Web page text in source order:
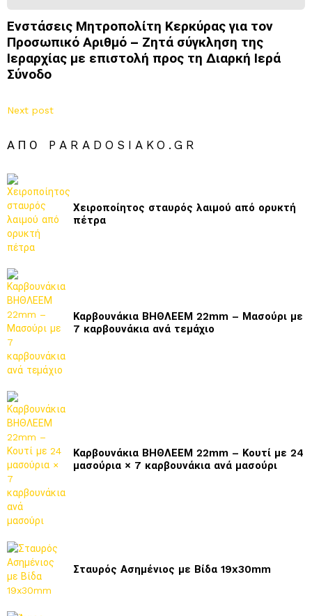
Ενστάσεις Μητροπολίτη Κερκύρας για τον
Προσωπικό Αριθμό – Ζητά σύγκληση της
Ιεραρχίας με επιστολή προς τη Διαρκή Ιερά
Σύνοδο
Next post
ΑΠΌ PARADOSIAKO.GR
Χειροποίητος σταυρός λαιμού από ορυκτή
πέτρα
Καρβουνάκια ΒΗΘΛΕΕΜ 22mm – Μασούρι με
7 καρβουνάκια ανά τεμάχιο
Καρβουνάκια ΒΗΘΛΕΕΜ 22mm – Κουτί με 24
μασούρια × 7 καρβουνάκια ανά μασούρι
Σταυρός Ασημένιος με Βίδα 19x30mm